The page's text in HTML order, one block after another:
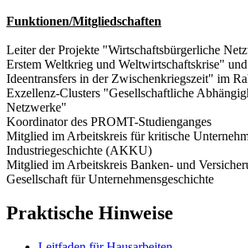
Funktionen/Mitgliedschaften
Leiter der Projekte "Wirtschaftsbürgerliche
Erstem Weltkrieg und Weltwirtschaftskrise"
Ideentransfers in der Zwischenkriegszeit" im
Exzellenz-Clusters "Gesellschaftliche
Netzwerke"
Koordinator des PROMT-Studienganges
Mitglied im Arbeitskreis für kritische
Industriegeschichte (AKKU)
Mitglied im Arbeitskreis Banken- und
Gesellschaft für Unternehmensgeschichte
Praktische Hinweise